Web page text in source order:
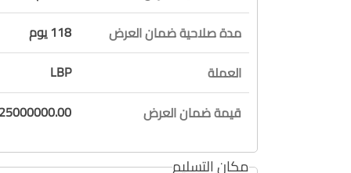
مدة صلاحية ضمان العرض
118 يوم
العملة
LBP
قيمة ضمان العرض
25000000.00 / فقط خمسة وعشرون مليون ليرة لا
مكان التسليم